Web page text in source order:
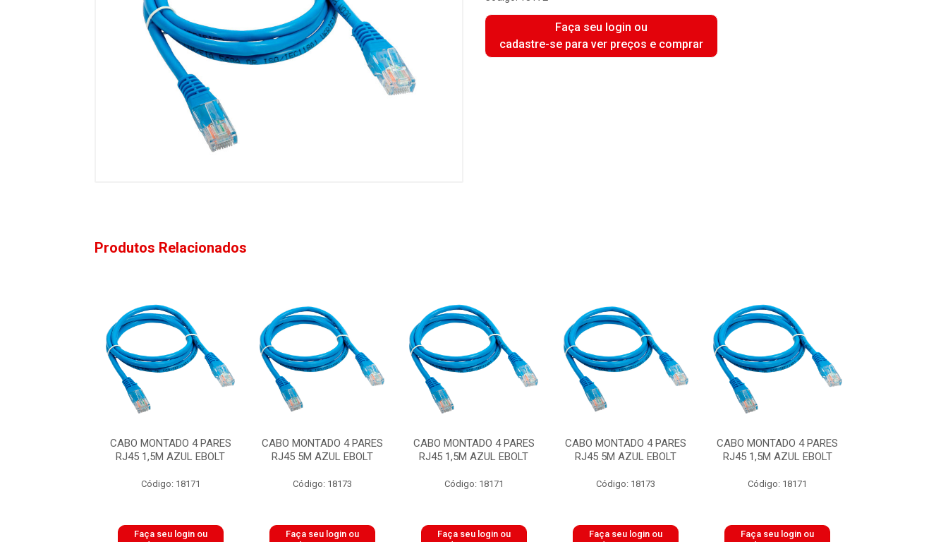
Faça seu login ou
cadastre-se para ver preços e comprar
Produtos Relacionados
CABO MONTADO 4 PARES
RJ45 1,5M AZUL EBOLT
Código: 18171
Faça seu login ou
CABO MONTADO 4 PARES
RJ45 5M AZUL EBOLT
Código: 18173
Faça seu login ou
CABO MONTADO 4 PARES
RJ45 1,5M AZUL EBOLT
Código: 18171
Faça seu login ou
CABO MONTADO 4 PARES
RJ45 5M AZUL EBOLT
Código: 18173
Faça seu login ou
CABO MONTADO 4 PARES
RJ45 1,5M AZUL EBOLT
Código: 18171
Faça seu login ou